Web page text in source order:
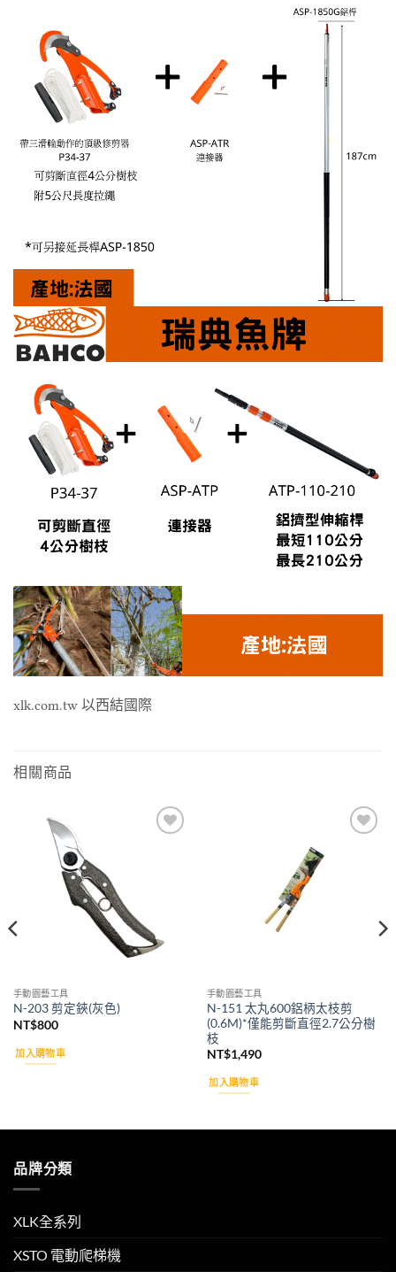
xlk.com.tw 以西結國際
相關商品
手動園藝工具
N-203 剪定鋏(灰色)
NT$800
加入購物車
手動園藝工具
N-151 太丸600鋁柄太枝剪
(0.6M)*僅能剪斷直徑2.7公分樹
枝
NT$1,490
加入購物車
品牌分類
XLK全系列
XSTO 電動爬梯機